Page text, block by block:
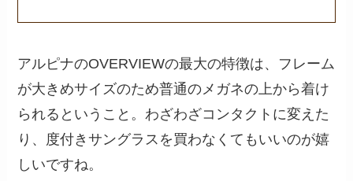
アルピナのOVERVIEWの最大の特徴は、フレーム
が大きめサイズのため普通のメガネの上から着け
られるということ。わざわざコンタクトに変えた
り、度付きサングラスを買わなくてもいいのが嬉
しいですね。